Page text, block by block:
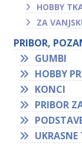
HOBBY
ZA
PRIBOR,
GUMBI
HOBBY
KONCI
PRIBOR
UKRASNE